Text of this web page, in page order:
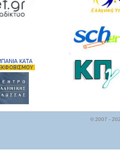
© 2007 -